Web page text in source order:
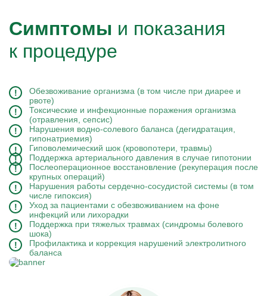
Симптомы и показания
к процедуре
Обезвоживание организма (в том числе при диарее и
рвоте)
Токсические и инфекционные поражения организма
(отравления, сепсис)
Нарушения водно-солевого баланса (дегидратация,
гипонатриемия)
Гиповолемический шок (кровопотери, травмы)
Поддержка артериального давления в случае гипотонии
Послеоперационное восстановление (рекуперация после
крупных операций)
Нарушения работы сердечно-сосудистой системы (в том
числе гипоксия)
Уход за пациентами с обезвоживанием на фоне
инфекций или лихорадки
Поддержка при тяжелых травмах (синдромы болевого
шока)
Профилактика и коррекция нарушений электролитного
баланса